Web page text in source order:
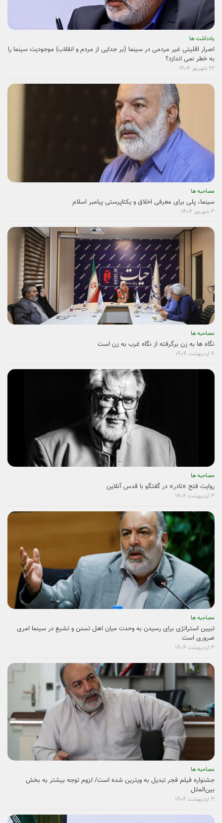
خبرها/یادداشت ها
شهادت برازنده‌ترین ردا بر قامت رعنا و استوار آن رهبر شهیدان، حضرت آیت الله
العظمی سید علی خامنه‌ای بود.
اصرار اقلیتی غیر مردمی در سینما (بر جدایی از مردم و انقلاب) موجودیت سینما را
به خطر نمی ­اندازد؟
مصاحبه ها
سینما، پلی برای معرفی اخلاق و یکتاپرستی پیامبر اسلام
مصاحبه ها
نگاه ها به زن برگرفته از نگاه غرب به زن است
۴ اردیبهشت ۱۴۰۴
مصاحبه ها
روایت فتح «نادر» در گفتگو با قدس آنلاین
۳ اردیبهشت ۱۴۰۴
مصاحبه ها
تبیین استراتژی برای رسیدن به وحدت میان اهل تسنن و تشیع در سینما امری